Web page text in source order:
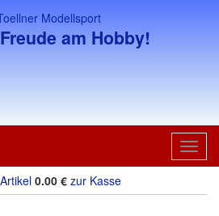
am Hobby!
0.00€ zur Kasse